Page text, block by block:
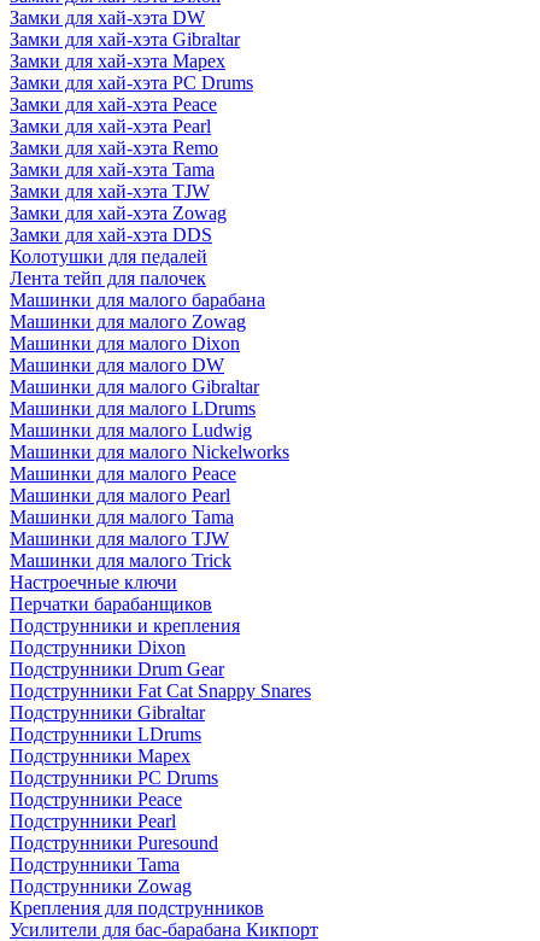
Замки для хай-хэта DW
Замки для хай-хэта Gibraltar
Замки для хай-хэта Mapex
Замки для хай-хэта PC Drums
Замки для хай-хэта Peace
Замки для хай-хэта Pearl
Замки для хай-хэта Remo
Замки для хай-хэта Tama
Замки для хай-хэта TJW
Замки для хай-хэта Zowag
Замки для хай-хэта DDS
Колотушки для педалей
Лента тейп для палочек
Машинки для малого барабана
Машинки для малого Zowag
Машинки для малого Dixon
Машинки для малого DW
Машинки для малого Gibraltar
Машинки для малого LDrums
Машинки для малого Ludwig
Машинки для малого Nickelworks
Машинки для малого Peace
Машинки для малого Pearl
Машинки для малого Tama
Машинки для малого TJW
Машинки для малого Trick
Настроечные ключи
Перчатки барабанщиков
Подструнники и крепления
Подструнники Dixon
Подструнники Drum Gear
Подструнники Fat Cat Snappy Snares
Подструнники Gibraltar
Подструнники LDrums
Подструнники Mapex
Подструнники PC Drums
Подструнники Peace
Подструнники Pearl
Подструнники Puresound
Подструнники Tama
Подструнники Zowag
Крепления для подструнников
Усилители для бас-барабана Кикпорт